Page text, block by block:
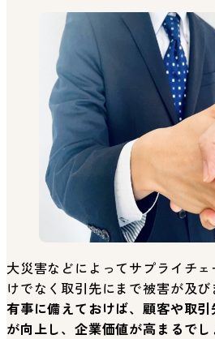
大災害などによってサプライチ
けでなく取引先にまで被害が及び
有事に備えておけば、顧客や取
が向上し、企業価値が高まるでし